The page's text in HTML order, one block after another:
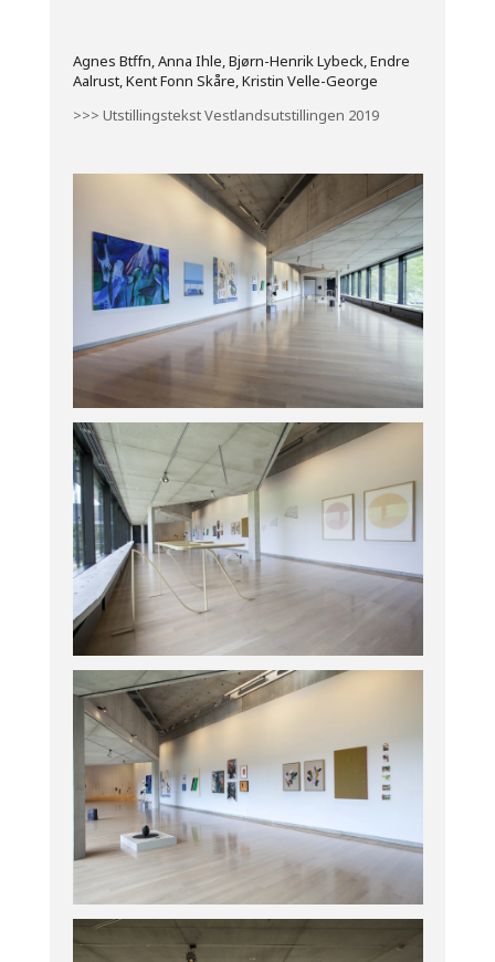
Agnes Btffn, Anna Ihle, Bjørn-Henrik Lybeck, Endre
Aalrust, Kent Fonn Skåre, Kristin Velle-George
>>> Utstillingstekst Vestlandsutstillingen 2019